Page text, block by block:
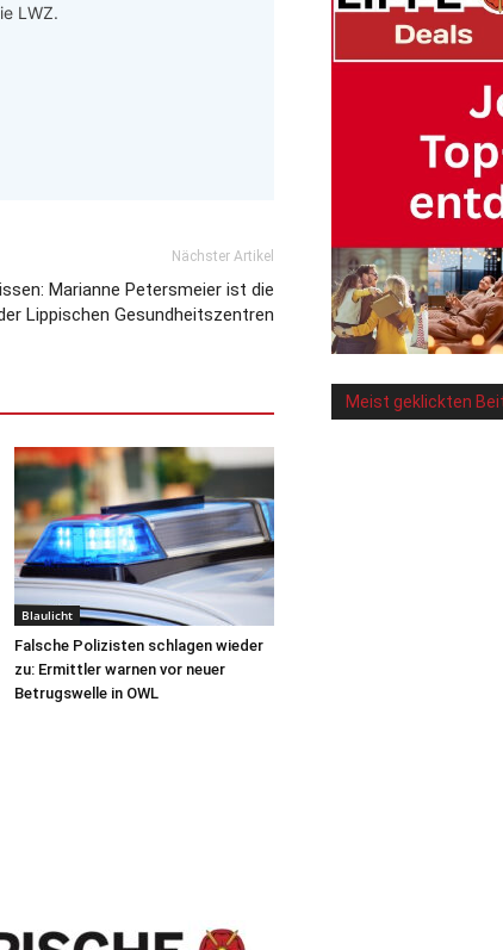
LWZ.
Nächster Artikel
Marianne Petersmeier ist die
Lippischen Gesundheitszentren
Blaulicht
Falsche Polizisten schlagen wieder
zu: Ermittler warnen vor neuer
Betrugswelle in OWL
Meist geklickten